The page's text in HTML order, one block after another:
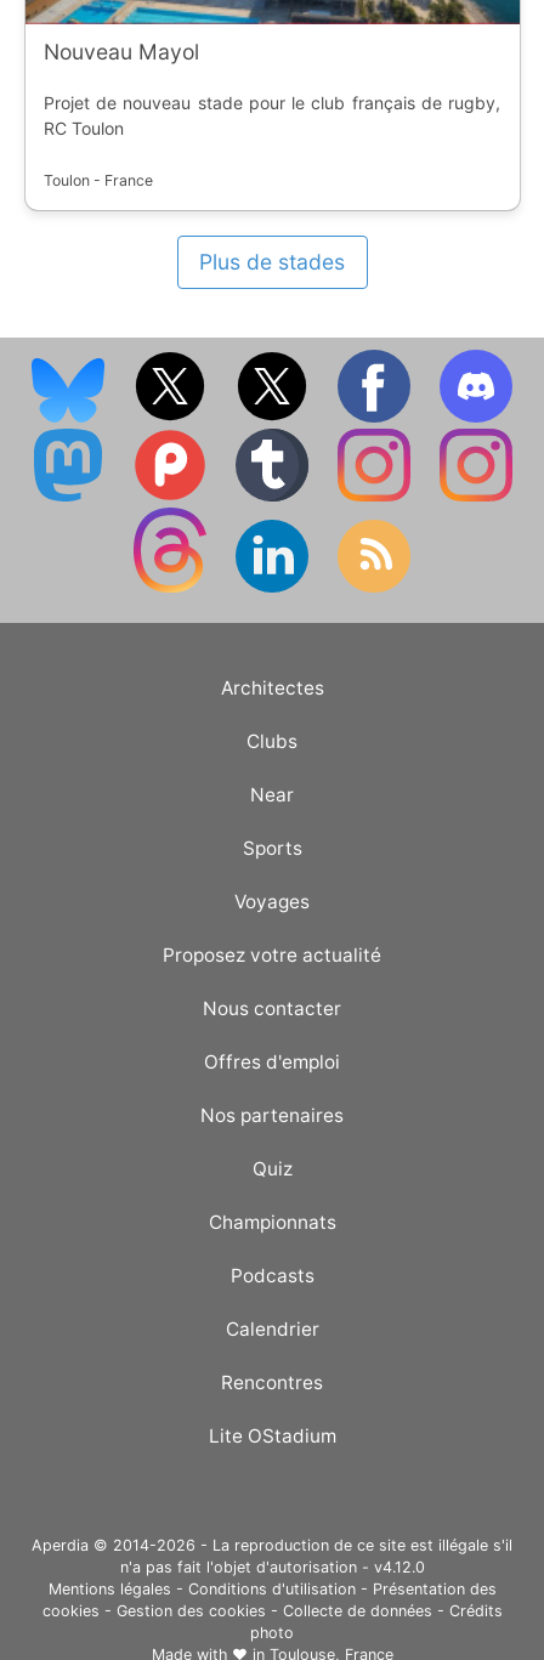
Nouveau Mayol
Projet de nouveau stade pour le club français de rugby,
RC Toulon
Toulon - France
Plus de stades
Architectes
Clubs
Near
Sports
Voyages
Proposez votre actualité
Nous contacter
Offres d'emploi
Nos partenaires
Quiz
Championnats
Podcasts
Calendrier
Rencontres
Lite OStadium
Aperdia © 2014-2026 - La reproduction de ce site est illégale s'il
n'a pas fait l'objet d'autorisation - v4.12.0
Mentions légales - Conditions d'utilisation- Présentation des
cookies - Gestion des cookies - Collecte de données - Crédits
photo
Made with ❤ in Toulouse, France